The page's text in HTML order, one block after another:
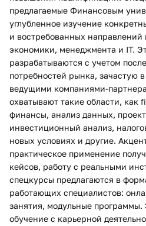
предлагаемые Финансовым
углубленное изучение
и востребованных
экономики, менеджмента и IT.
разрабатываются с учетом
потребностей рынка, зачастую
ведущими компаниями-
охватывают такие области,
финансы, анализ данных,
инвестиционный анализ,
новых условиях и другие.
практическое применение
кейсов, работу с реальными
спецкурсы предлагаются в
работающих специалистов:
занятия, модульные программы.
обучение с карьерной